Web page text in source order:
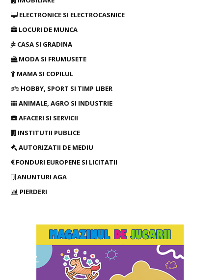
ELECTRONICE SI ELECTROCASNICE
LOCURI DE MUNCA
CASA SI GRADINA
MODA SI FRUMUSETE
MAMA SI COPILUL
HOBBY, SPORT SI TIMP LIBER
ANIMALE, AGRO SI INDUSTRIE
AFACERI SI SERVICII
INSTITUTII PUBLICE
AUTORIZATII DE MEDIU
FONDURI EUROPENE SI LICITATII
ANUNTURI AGA
PIERDERI